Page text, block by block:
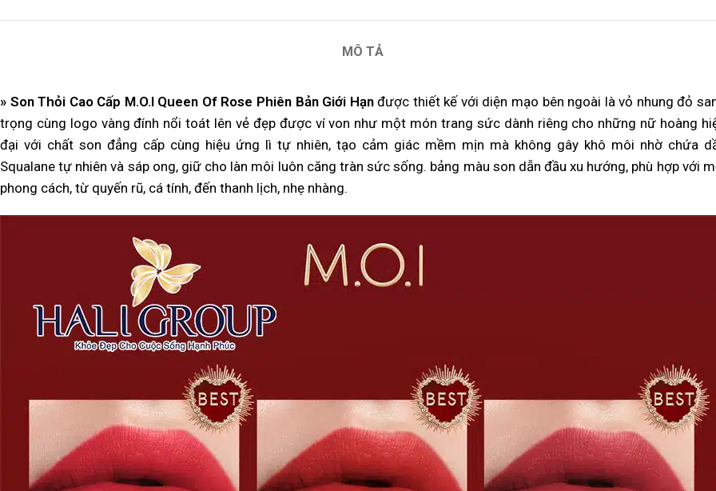
MÔ TẢ
» Son Thỏi Cao Cấp M.O.I Queen Of Rose Phiên Bản Giới Hạnđược thiết kế với diện mạo bên ngoài là vỏ nhung đỏ
trọng cùng logo vàng đính nổi toát lên vẻ đẹp được ví von như một món trang sức dành riêng cho những nữ hoàng
đại với chất son đẳng cấp cùng hiệu ứng lì tự nhiên, tạo cảm giác mềm mịn mà không gây khô môi nhờ chứa
Squalane tự nhiên và sáp ong, giữ cho làn môi luôn căng tràn sức sống. bảng màu son dẫn đầu xu hướng, phù hợp với
phong cách, từ quyến rũ, cá tính, đến thanh lịch, nhẹ nhàng.